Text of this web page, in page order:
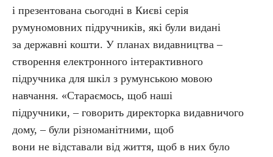
і презентована сьогодні в Києві серія
румуномовних підручників, які були видані
за державні кошти. У планах видавництва –
створення електронного інтерактивного
підручника для шкіл з румунською мовою
навчання. «Стараємось, щоб наші
підручники, – говорить директорка видавничого
дому, – були різноманітними, щоб
вони не відставали від життя, щоб в них було